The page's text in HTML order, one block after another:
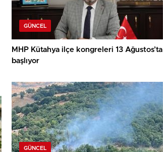
GÜNCEL
MHP Kütahya ilçe kongreleri 13 Ağustos’ta
başlıyor
GÜNCEL